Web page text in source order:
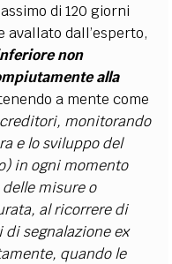
di 120 giorni
dall’esperto,
non
alla
a mente come
monitorando
e lo sviluppo del
in ogni momento
misure o
al ricorrere di
segnalazione ex
quando le